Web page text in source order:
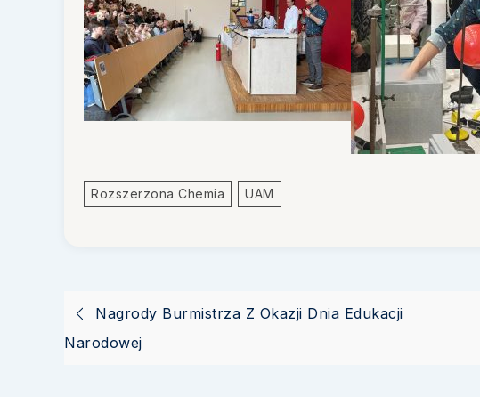
Rozszerzona Chemia UAM
Nawigacja
wpisu
Nagrody Burmistrza Z Okazji Dnia Edukacji
Narodowej